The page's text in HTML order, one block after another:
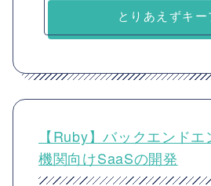
とりあえずキー
【Ruby】バックエンド
機関向けSaaSの開発